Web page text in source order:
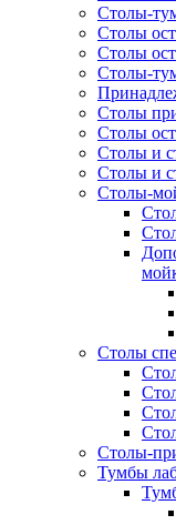
Столы-
Столы
Столы
Столы-
Столы
Столы
Столы и
Столы и
Столы-
Столы
Столы-
Тумбы